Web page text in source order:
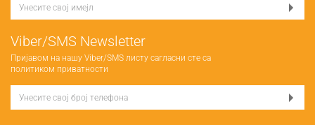
Viber/SMS Newsletter
Пријавом на нашу Viber/SMS листу сагласни сте са
политиком приватности